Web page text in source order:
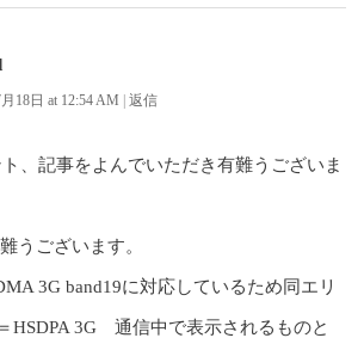
18日 at 12:54 AM 返信
、記事をよんでいただき有難うございま
うございます。
3G band19に対応しているため同エリ
HSDPA 3G 通信中で表示されるものと